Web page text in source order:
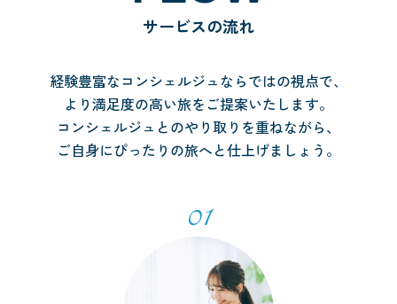
サービスの流れ
経験豊富なコンシェルジュならではの視点で、
より満足度の高い旅をご提案いたします。
コンシェルジュとのやり取りを重ねながら、
ご自身にぴったりの旅へと仕上げましょう。
01